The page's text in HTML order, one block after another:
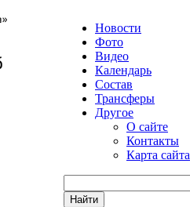
Новости
Фото
Видео
Календарь
Состав
Трансферы
Другое
О сайте
Контакты
Карта сайта
Найти